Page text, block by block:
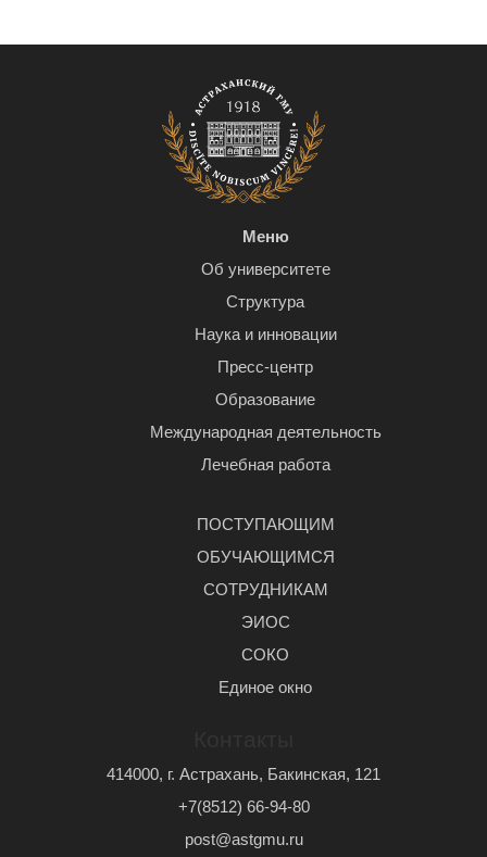
Меню
Об университете
Структура
Наука и инновации
Пресс-центр
Образование
Международная деятельность
Лечебная работа
ПОСТУПАЮЩИМ
ОБУЧАЮЩИМСЯ
СОТРУДНИКАМ
ЭИОС
СОКО
Единое окно
414000, г. Астрахань, Бакинская, 121
+7(8512) 66-94-80
post@astgmu.ru